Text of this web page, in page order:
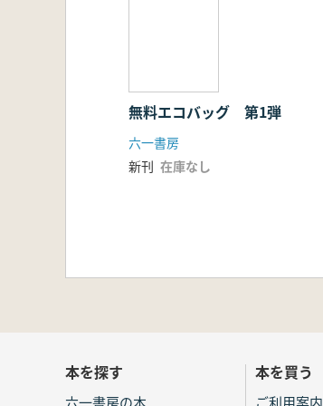
無料エコバッグ 第1弾
六一書房
新刊 在庫なし
本を探す
六一書房の本
本を買う
ご利用案内